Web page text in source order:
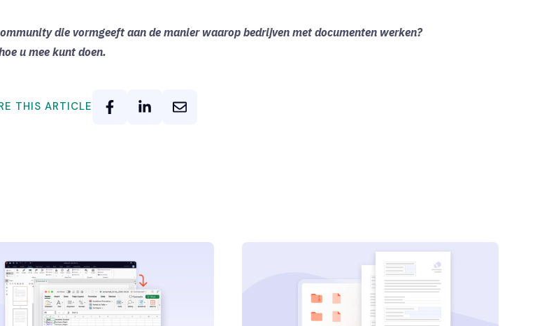
die vormgeeft aan de manier waarop bedrijven met documenten werken?
u mee kunt doen.
THIS ARTICLE